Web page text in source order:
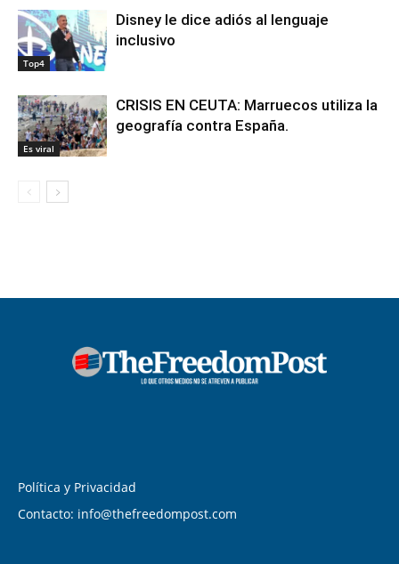
Top4
Disney le dice adiós al lenguaje
inclusivo
Es viral
CRISIS EN CEUTA: Marruecos utiliza la
geografía contra España.
Política y Privacidad
Contacto: info@thefreedompost.com